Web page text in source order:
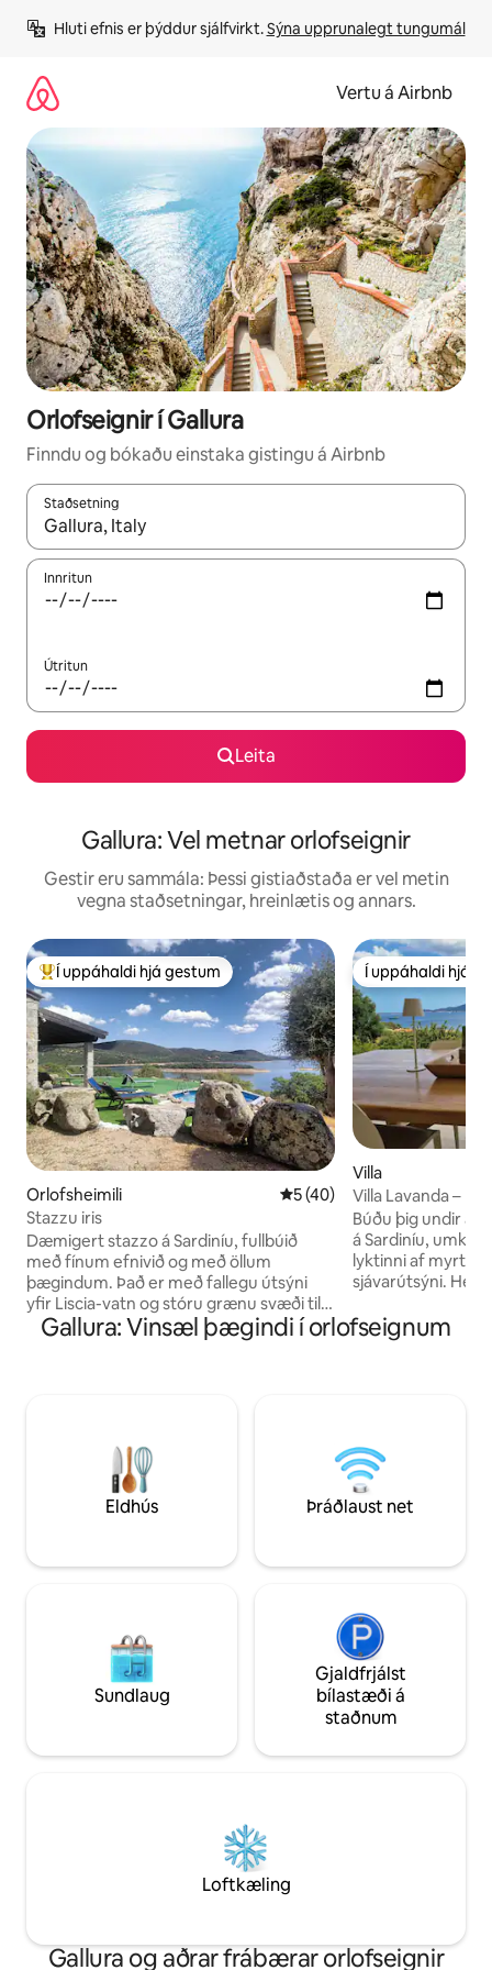
beint
Hluti efnis er þýddur sjálfvirkt. Sýna upprunalegt tungumál
Vertu á Airbnb
Orlofseignir í Gallura
Finndu og bókaðu einstaka gistingu á Airbnb
Staðsetning
Þegar niðurstöður liggja fyrir skaltu nota upp og niður
Innritun
Útritun
Leita
Gallura: Vel metnar orlofseignir
Gestir eru sammála: Þessi gistiaðstaða er vel metin
vegna staðsetningar, hreinlætis og annars.
Í mestu uppáhaldi hjá gestum
Í uppáhaldi hjá gestum
Orlofsheimili 5 af 5 í meðaleinkunn, 40
5 (40)
Stazzu iris
Dæmigert stazzo á Sardiníu, fullbúið
með fínum efnivið og með öllum
þægindum. Það er með fallegu útsýni
yfir Liscia-vatn og stóru grænu svæði til
að verja dögum í slökun. Það er tilvalið
fyrir þá sem fara í veiðar eða stunda
gönguferð á Limbara-fjallinu í 1360
metra hæð. Í 10 km fjarlægð er
Calangianus með þekkta korksafninu
sínu og gröfum risanna í Pascaredda.
Í uppáhaldi hjá
Í uppáhaldi hjá
Villa
Villa Lavanda –
m
Búðu þig undir að
á Sardiníu,
lyktinni af
sjávarútsýni. Hér
yfirgripsmiklu
garðsins í
sólarupprása yfir
P6233 – CIN
Gallura: Vinsæl þægindi í orlofseignum
Eldhús Þráðlaust net
Sundlaug
Gjaldfrjálst
bílastæði á
staðnum
Loftkæling
Gallura og aðrar frábærar orlofseignir